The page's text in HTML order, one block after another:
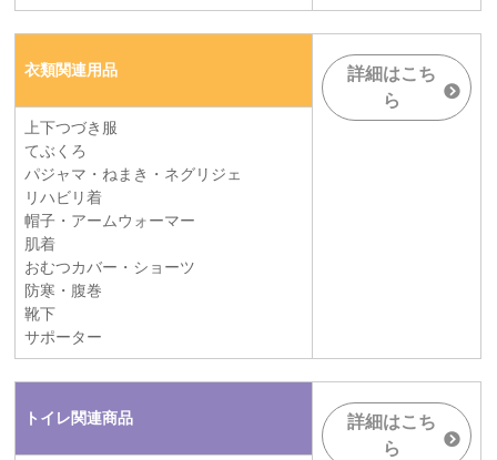
衣類関連用品
詳細はこち
ら
上下つづき服
てぶくろ
パジャマ・ねまき・ネグリジェ
リハビリ着
帽子・アームウォーマー
肌着
おむつカバー・ショーツ
防寒・腹巻
靴下
サポーター
トイレ関連商品
詳細はこち
ら